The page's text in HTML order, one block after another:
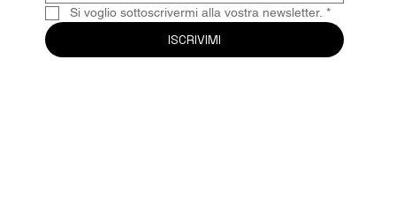
Si voglio sottoscrivermi alla vostra newsletter. *
ISCRIVIMI